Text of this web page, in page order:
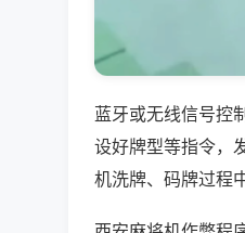
蓝牙或无线信号控
设好牌型等指令，
机洗牌、码牌过程